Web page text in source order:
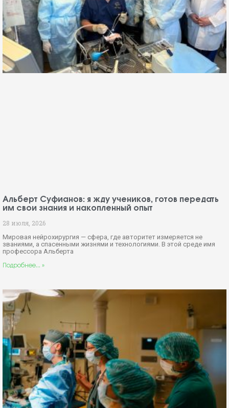
Профессор Альберт Суфианов продолжает набор
в ординатуру по нейрохирургии
23 июля, 2026
Продолжается прием документов в ординатуру на кафедру
нейрохирургии медицинского университета им. академика В.Б.
Петровского, г.Москва. Свои двери для будущих врачей
Подробнее... »